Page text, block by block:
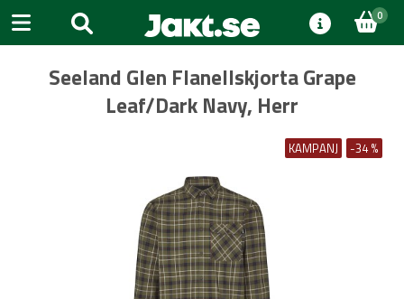
0
Seeland Glen Flanellskjorta Grape
Leaf/Dark Navy, Herr
KAMPANJ -34 %